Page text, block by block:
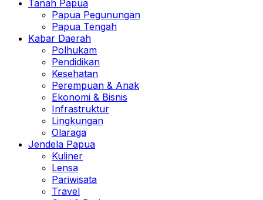
Tanah Papua
Papua Pegunungan
Papua Tengah
Kabar Daerah
Polhukam
Pendidikan
Kesehatan
Perempuan & Anak
Ekonomi & Bisnis
Infrastruktur
Lingkungan
Olaraga
Jendela Papua
Kuliner
Lensa
Pariwisata
Travel